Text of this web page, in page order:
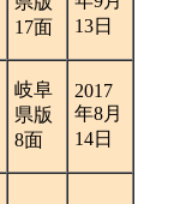
17面
13日
岐阜
県版
8面
2017
年8月
14日